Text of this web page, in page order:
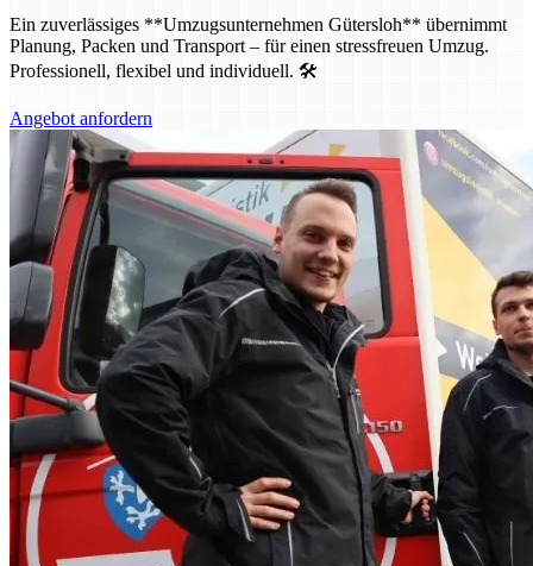
Ein zuverlässiges **Umzugsunternehmen Gütersloh** übernimmt
Planung, Packen und Transport – für einen stressfreuen Umzug.
Professionell, flexibel und individuell. 🛠️
Angebot anfordern